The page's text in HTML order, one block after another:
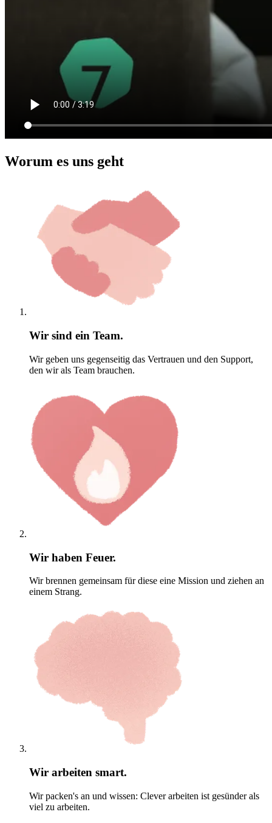
Worum es uns geht
Wir sind ein Team.
Wir geben uns gegenseitig das Vertrauen und den Support,
den wir als Team brauchen.
Wir haben Feuer.
Wir brennen gemeinsam für diese eine Mission und ziehen an
einem Strang.
Wir arbeiten smart.
Wir packen's an und wissen: Clever arbeiten ist gesünder als
viel zu arbeiten.